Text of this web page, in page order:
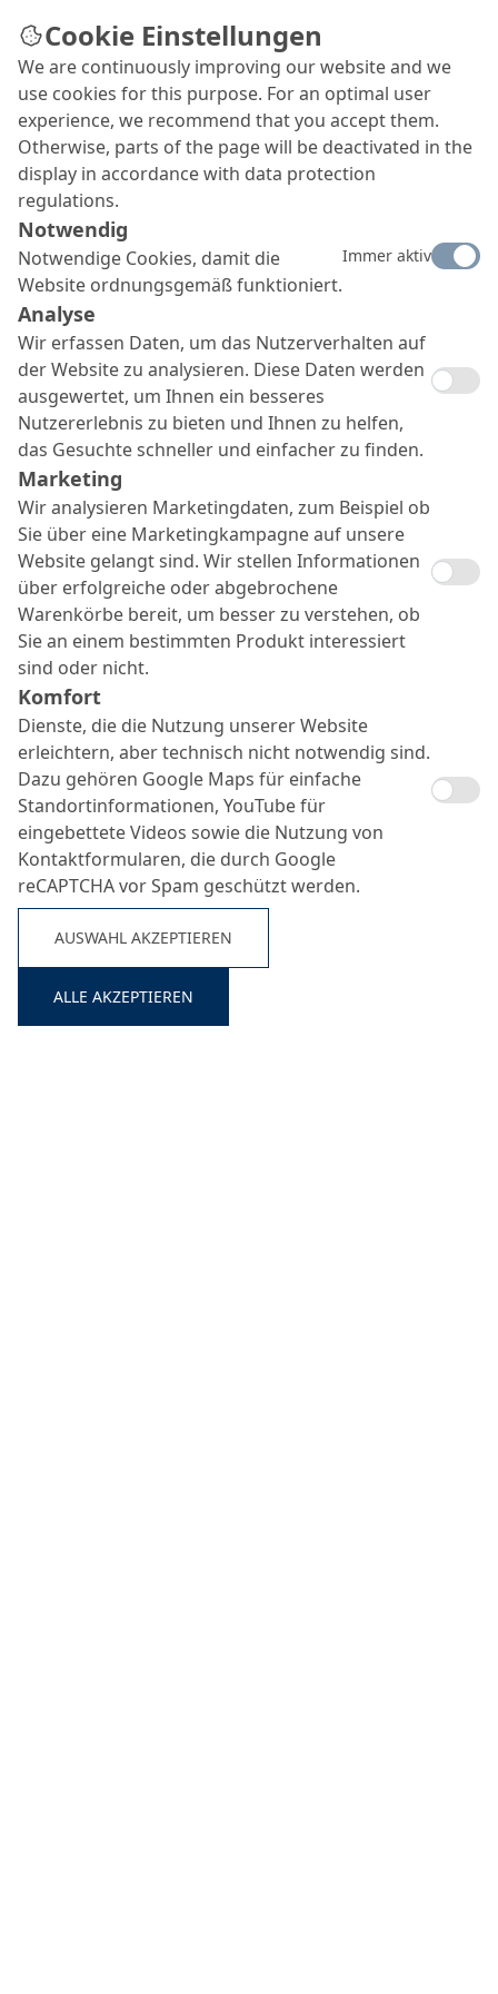
Suche ...
MC-DUR ChemProtect
AS
Chemikalienbeständige, rissüberbrückende, ableitfähige
Epoxidharzbeschichtung mit erhöhter Verschleißfestigkeit
Cookie Einstellungen
We are continuously improving our website and we
use cookies for this purpose. For an optimal user
experience, we recommend that you accept them.
Otherwise, parts of the page will be deactivated in the
display in accordance with data protection
regulations.
Notwendig
Notwendige Cookies, damit die
Website ordnungsgemäß funktioniert.
Immer aktiv
Analyse
Wir erfassen Daten, um das Nutzerverhalten auf
der Website zu analysieren. Diese Daten werden
ausgewertet, um Ihnen ein besseres
Nutzererlebnis zu bieten und Ihnen zu helfen,
das Gesuchte schneller und einfacher zu finden.
Marketing
Wir analysieren Marketingdaten, zum Beispiel ob
Sie über eine Marketingkampagne auf unsere
Website gelangt sind. Wir stellen Informationen
über erfolgreiche oder abgebrochene
Warenkörbe bereit, um besser zu verstehen, ob
Sie an einem bestimmten Produkt interessiert
sind oder nicht.
Komfort
Dienste, die die Nutzung unserer Website
erleichtern, aber technisch nicht notwendig sind.
Dazu gehören Google Maps für einfache
Standortinformationen, YouTube für
eingebettete Videos sowie die Nutzung von
Kontaktformularen, die durch Google
reCAPTCHA vor Spam geschützt werden.
AUSWAHL AKZEPTIEREN
ALLE AKZEPTIEREN